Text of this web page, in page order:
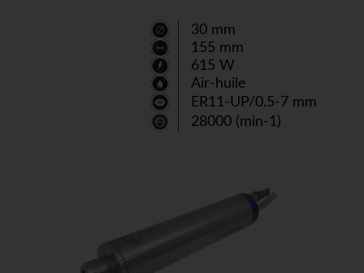
30 mm
155 mm
615 W
Air-huile
ER11-UP/0.5-7 mm
28000 (min-1)